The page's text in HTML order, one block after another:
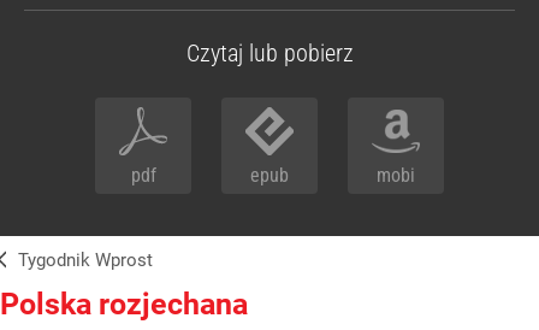
Czytaj lub pobierz
pdf epub mobi
Tygodnik Wprost
Polska rozjechana